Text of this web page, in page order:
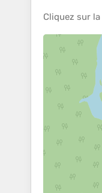
Cliquez sur la